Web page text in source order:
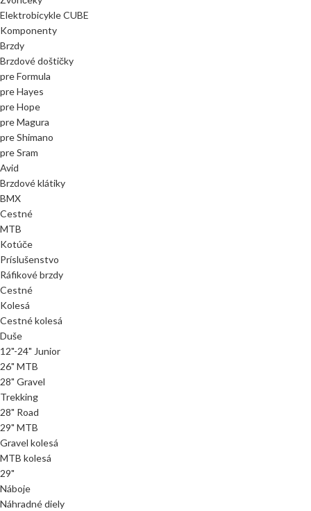
Elektrobicykle CUBE
Komponenty
Brzdy
Brzdové doštičky
pre Formula
pre Hayes
pre Hope
pre Magura
pre Shimano
pre Sram
Avid
Brzdové klátiky
BMX
Cestné
MTB
Kotúče
Príslušenstvo
Ráfikové brzdy
Cestné
Kolesá
Cestné kolesá
Duše
12"-24" Junior
26" MTB
28" Gravel
Trekking
28" Road
29" MTB
Gravel kolesá
MTB kolesá
29"
Náboje
Náhradné diely